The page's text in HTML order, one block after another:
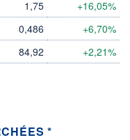
1,75 +16,05%
0,486 +6,70%
84,92 +2,21%
*